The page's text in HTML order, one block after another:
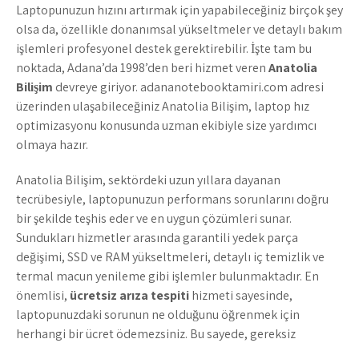
Laptopunuzun hızını artırmak için yapabileceğiniz birçok şey
olsa da, özellikle donanımsal yükseltmeler ve detaylı bakım
işlemleri profesyonel destek gerektirebilir. İşte tam bu
noktada, Adana’da 1998’den beri hizmet verenAnatolia
Bilişim devreye giriyor. adananotebooktamiri.com adresi
üzerinden ulaşabileceğiniz Anatolia Bilişim, laptop hız
optimizasyonu konusunda uzman ekibiyle size yardımcı
olmaya hazır.
Anatolia Bilişim, sektördeki uzun yıllara dayanan
tecrübesiyle, laptopunuzun performans sorunlarını doğru
bir şekilde teşhis eder ve en uygun çözümleri sunar.
Sundukları hizmetler arasında garantili yedek parça
değişimi, SSD ve RAM yükseltmeleri, detaylı iç temizlik ve
termal macun yenileme gibi işlemler bulunmaktadır. En
önemlisi, ücretsiz arıza tespitihizmeti sayesinde,
laptopunuzdaki sorunun ne olduğunu öğrenmek için
herhangi bir ücret ödemezsiniz. Bu sayede, gereksiz